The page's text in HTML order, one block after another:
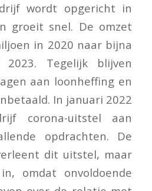
wordt opgericht in
groeit snel. De omzet
in 2020 naar bijna
Tegelijk blijven
aan loonheffing en
In januari 2022
corona-uitstel aan
opdrachten. De
dit uitstel, maar
omdat onvoldoende